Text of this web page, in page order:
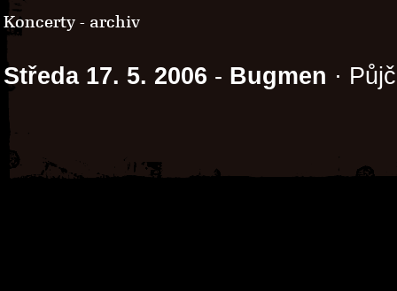
Koncerty - archiv
Středa 17. 5. 2006 - Bugmen ·